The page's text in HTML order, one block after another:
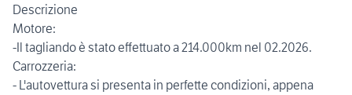
Descrizione
Motore:
-Il tagliando è stato effettuato a 214.000km nel 02.2026.
Carrozzeria:
- L'autovettura si presenta in perfette condizioni, appena